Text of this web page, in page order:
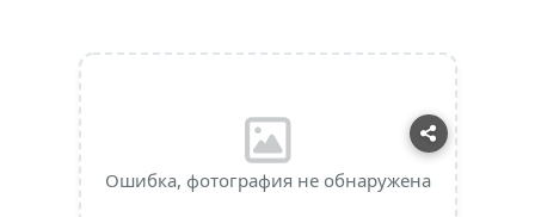
Ошибка, фотография не обнаружена